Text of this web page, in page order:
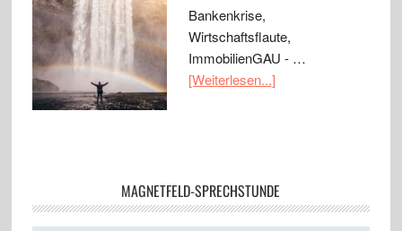
Bankenkrise,
Wirtschaftsflaute,
ImmobilienGAU - …
[Weiterlesen...]
MAGNETFELD-SPRECHSTUNDE